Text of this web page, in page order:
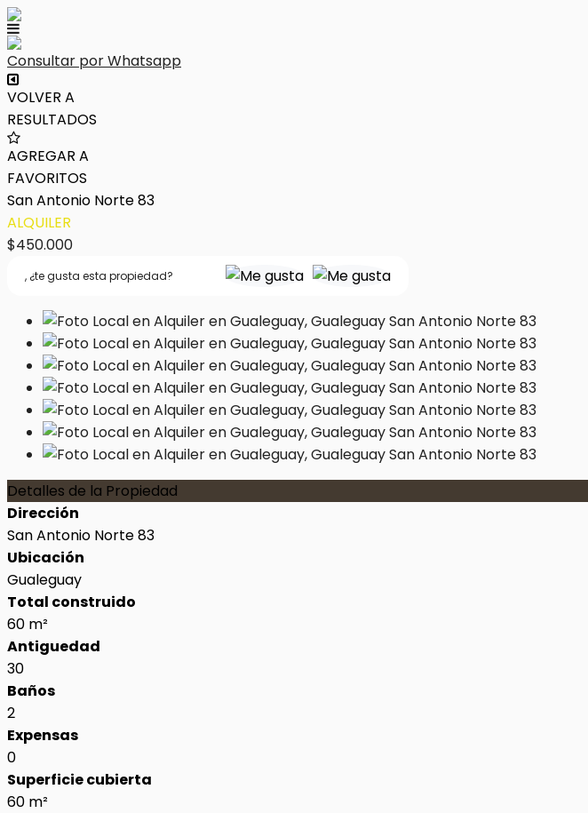
Consultar por Whatsapp
VOLVER A
RESULTADOS
AGREGAR A
FAVORITOS
San Antonio Norte 83
ALQUILER
$450.000
, ¿te gusta esta propiedad?
Detalles de la Propiedad
Dirección
San Antonio Norte 83
Ubicación
Gualeguay
Total construido
60 m²
Antiguedad
30
Baños
2
Expensas
0
Superficie cubierta
60 m²